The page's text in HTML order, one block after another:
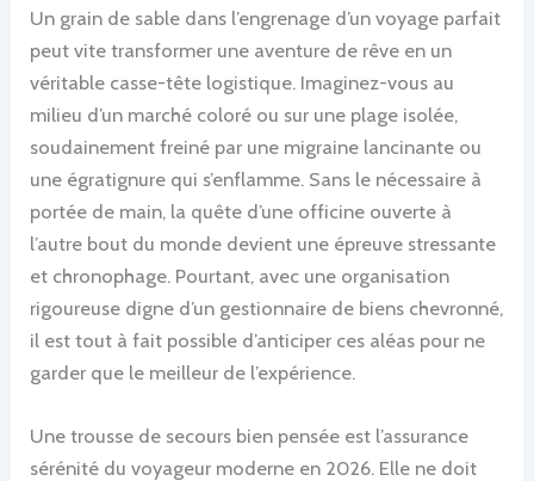
Un grain de sable dans l’engrenage d’un voyage parfait
peut vite transformer une aventure de rêve en un
véritable casse-tête logistique. Imaginez-vous au
milieu d’un marché coloré ou sur une plage isolée,
soudainement freiné par une migraine lancinante ou
une égratignure qui s’enflamme. Sans le nécessaire à
portée de main, la quête d’une officine ouverte à
l’autre bout du monde devient une épreuve stressante
et chronophage. Pourtant, avec une organisation
rigoureuse digne d’un gestionnaire de biens chevronné,
il est tout à fait possible d’anticiper ces aléas pour ne
garder que le meilleur de l’expérience.
Une trousse de secours bien pensée est l’assurance
sérénité du voyageur moderne en 2026. Elle ne doit